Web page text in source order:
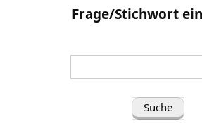
Frage/Stichwort
(Frage/Stichwort